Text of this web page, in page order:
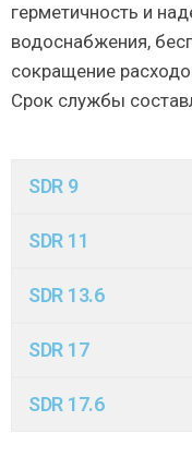
герметичность и
водоснабжения,
сокращение
Срок службы
SDR 9
SDR 11
SDR 13.6
SDR 17
SDR 17.6